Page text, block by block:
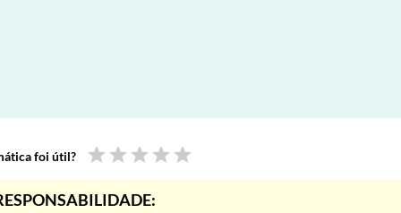
foi útil? star star star star star